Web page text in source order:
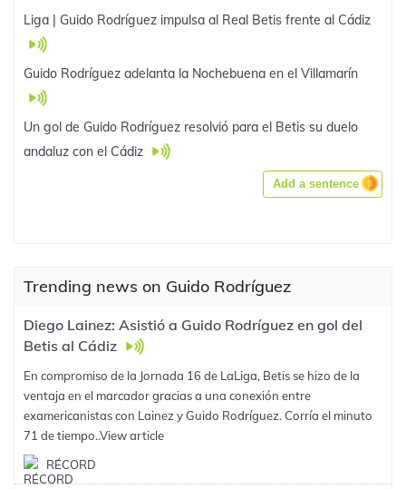
Liga | Guido Rodríguez impulsa al Real Betis frente al Cádiz
Guido Rodríguez adelanta la Nochebuena en el Villamarín
Un gol de Guido Rodríguez resolvió para el Betis su duelo
andaluz con el Cádiz
Add a sentence
Trending news on Guido Rodríguez
Diego Lainez: Asistió a Guido Rodríguez en gol del
Betis al Cádiz
En compromiso de la Jornada 16 de LaLiga, Betis se hizo de la
ventaja en el marcador gracias a una conexión entre
examericanistas con Lainez y Guido Rodríguez. Corría el minuto
71 de tiempo..View article
RÉCORD